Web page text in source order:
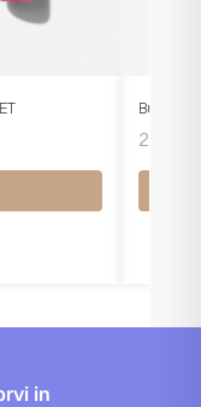
Buff
20,95
in